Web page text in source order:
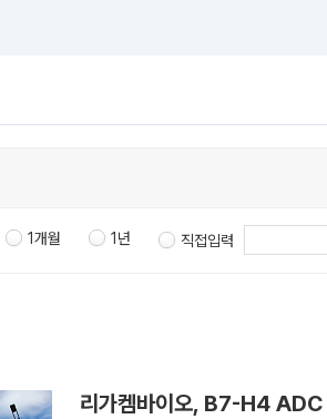
1개월 1년 직접입력
리가켐바이오, B7-H4 ADC